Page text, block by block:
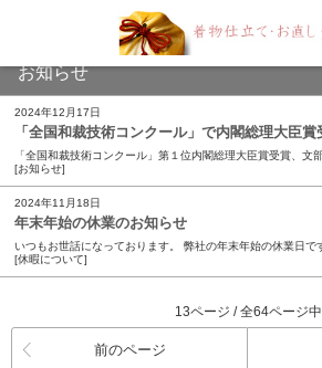
お知らせ
2024年12月17日
[お知らせ]
2024年11月18日
年末年始の休業のお知らせ
[休暇について]
13ページ / 全64ページ中
前のページ